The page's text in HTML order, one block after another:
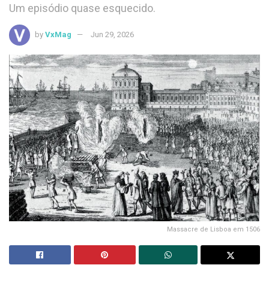
Um episódio quase esquecido.
by VxMag Jun 29, 2026
Massacre de Lisboa em 1506